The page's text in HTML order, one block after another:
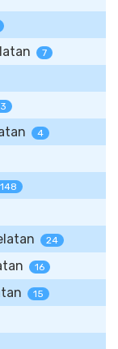
7
4
24
16
15